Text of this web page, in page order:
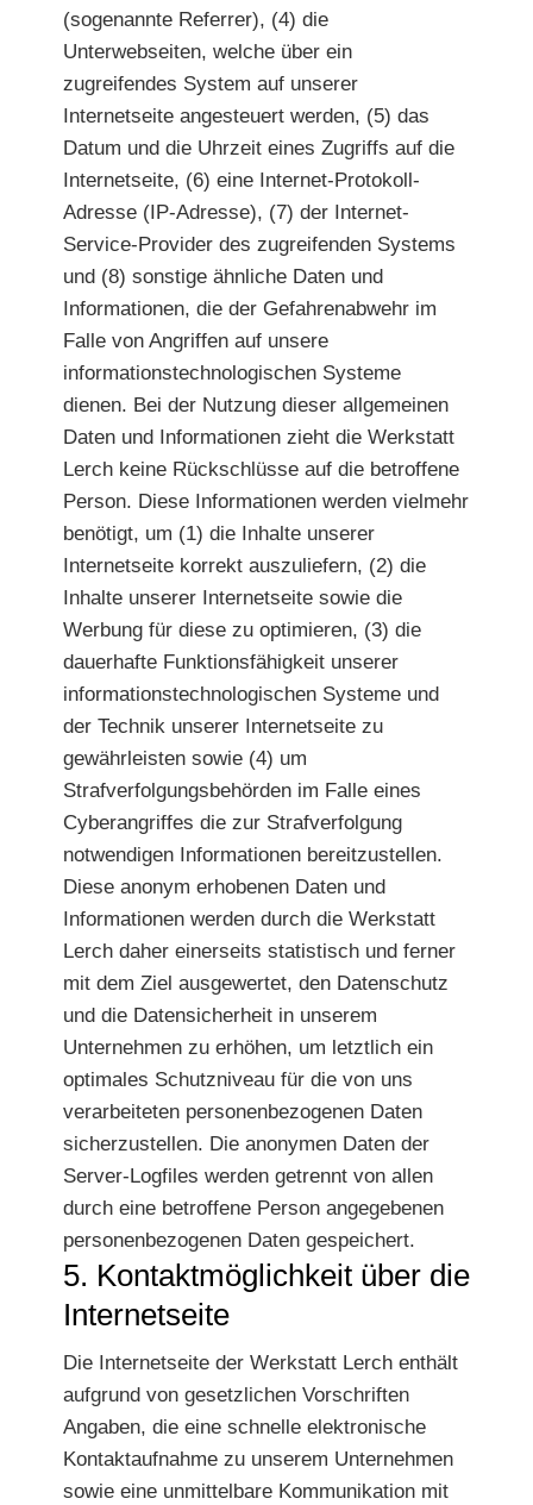
(sogenannte Referrer), (4) die
Unterwebseiten, welche über ein
zugreifendes System auf unserer
Internetseite angesteuert werden, (5) das
Datum und die Uhrzeit eines Zugriffs auf die
Internetseite, (6) eine Internet-Protokoll-
Adresse (IP-Adresse), (7) der Internet-
Service-Provider des zugreifenden Systems
und (8) sonstige ähnliche Daten und
Informationen, die der Gefahrenabwehr im
Falle von Angriffen auf unsere
informationstechnologischen Systeme
dienen. Bei der Nutzung dieser allgemeinen
Daten und Informationen zieht die Werkstatt
Lerch keine Rückschlüsse auf die betroffene
Person. Diese Informationen werden vielmehr
benötigt, um (1) die Inhalte unserer
Internetseite korrekt auszuliefern, (2) die
Inhalte unserer Internetseite sowie die
Werbung für diese zu optimieren, (3) die
dauerhafte Funktionsfähigkeit unserer
informationstechnologischen Systeme und
der Technik unserer Internetseite zu
gewährleisten sowie (4) um
Strafverfolgungsbehörden im Falle eines
Cyberangriffes die zur Strafverfolgung
notwendigen Informationen bereitzustellen.
Diese anonym erhobenen Daten und
Informationen werden durch die Werkstatt
Lerch daher einerseits statistisch und ferner
mit dem Ziel ausgewertet, den Datenschutz
und die Datensicherheit in unserem
Unternehmen zu erhöhen, um letztlich ein
optimales Schutzniveau für die von uns
verarbeiteten personenbezogenen Daten
sicherzustellen. Die anonymen Daten der
Server-Logfiles werden getrennt von allen
durch eine betroffene Person angegebenen
personenbezogenen Daten gespeichert.
5. Kontaktmöglichkeit über die
Internetseite
Die Internetseite der Werkstatt Lerch enthält
aufgrund von gesetzlichen Vorschriften
Angaben, die eine schnelle elektronische
Kontaktaufnahme zu unserem Unternehmen
sowie eine unmittelbare Kommunikation mit